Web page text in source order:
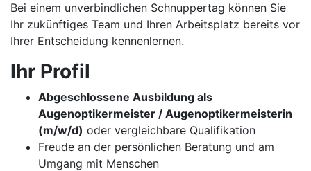
Bei einem unverbindlichen Schnuppertag können Sie
Ihr zukünftiges Team und Ihren Arbeitsplatz bereits vor
Ihrer Entscheidung kennenlernen.
Ihr Profil
Abgeschlossene Ausbildung als
Augenoptikermeister / Augenoptikermeisterin
(m/w/d) oder vergleichbare Qualifikation
Freude an der persönlichen Beratung und am
Umgang mit Menschen